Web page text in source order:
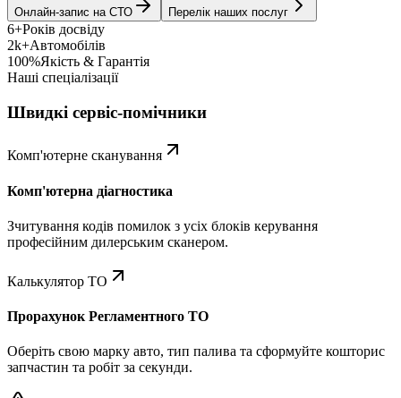
Онлайн-запис на СТО Перелік наших послуг
6+Років досвіду
2k+Автомобілів
100%Якість & Гарантія
Наші спеціалізації
Швидкі сервіс-помічники
Комп'ютерне сканування
Комп'ютерна діагностика
Зчитування кодів помилок з усіх блоків керування
професійним дилерським сканером.
Калькулятор ТО
Прорахунок Регламентного ТО
Оберіть свою марку авто, тип палива та сформуйте кошторис
запчастин та робіт за секунди.